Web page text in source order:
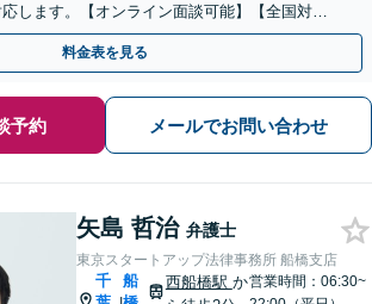
します。【オンライン面談可能】【全国対
料金表を見る
予約 メールでお問い合わせ
矢島 哲治 弁護士
東京スタートアップ法律事務所 船橋支店
千
船
西船橋駅 か営業時間：06:30~